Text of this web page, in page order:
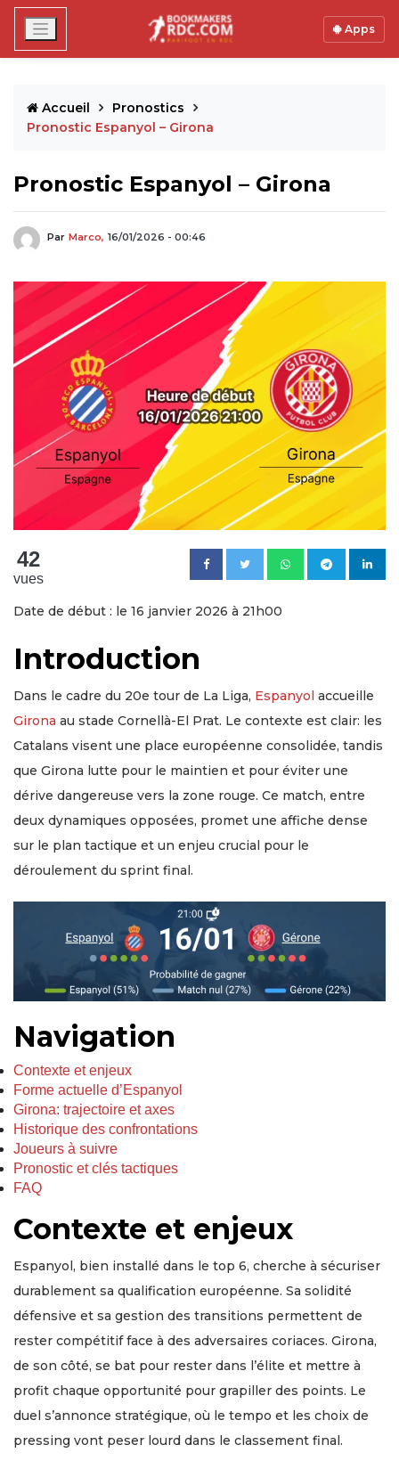
Apps
Accueil
Pronostics
Pronostic Espanyol – Girona
Pronostic Espanyol – Girona
Par Marco, 16/01/2026 - 00:46
42
vues
Date de début : le 16 janvier 2026 à 21h00
Introduction
Dans le cadre du 20e tour de La Liga, Espanyol accueille
Girona au stade Cornellà-El Prat. Le contexte est clair: les
Catalans visent une place européenne consolidée, tandis
que Girona lutte pour le maintien et pour éviter une
dérive dangereuse vers la zone rouge. Ce match, entre
deux dynamiques opposées, promet une affiche dense
sur le plan tactique et un enjeu crucial pour le
déroulement du sprint final.
Navigation
Contexte et enjeux
Forme actuelle d’Espanyol
Girona: trajectoire et axes
Historique des confrontations
Joueurs à suivre
Pronostic et clés tactiques
FAQ
Contexte et enjeux
Espanyol, bien installé dans le top 6, cherche à sécuriser
durablement sa qualification européenne. Sa solidité
défensive et sa gestion des transitions permettent de
rester compétitif face à des adversaires coriaces. Girona,
de son côté, se bat pour rester dans l’élite et mettre à
profit chaque opportunité pour grapiller des points. Le
duel s’annonce stratégique, où le tempo et les choix de
pressing vont peser lourd dans le classement final.